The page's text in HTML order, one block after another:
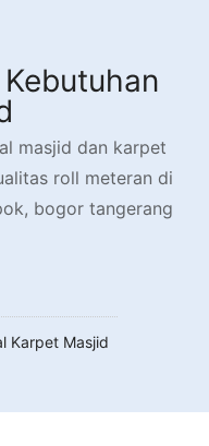
masjid dan karpet
roll meteran di
bogor tangerang
Karpet Masjid